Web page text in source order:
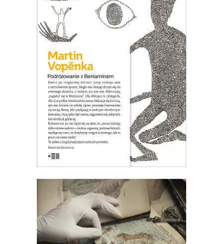
E-BOOK DO KOSZYKA
David po śmierci żony zostaje sam z
ośmioletnim synem. Nagle jest wolny,
czuje, że nic go nie trzyma w Pradze i
ma okazję zbliżyć się do własnego
dziecka, o którym nic nie wie. Wpada na
pomysł, że wyruszą razem „zagubić się
w Nieznane”…
40.00zł 26.00zł
KSIĄŻKA DO KOSZYKA